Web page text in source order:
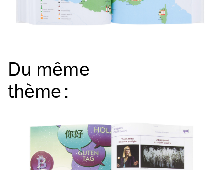
Du même
thème: